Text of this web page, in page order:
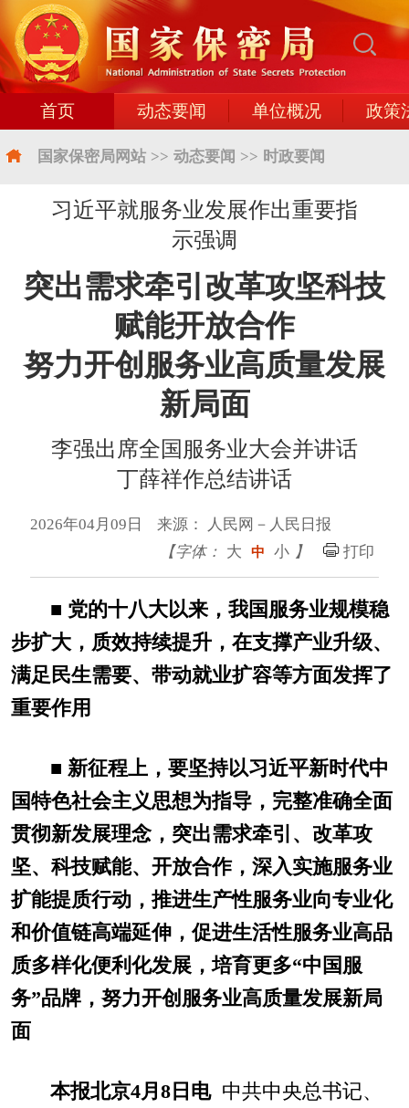
首页 动态要闻 单位概况 政策
国家保密局网站 >> 动态要闻 >> 时政要闻
习近平就服务业发展作出重要指
示强调
突出需求牵引改革攻坚科技
赋能开放合作
努力开创服务业高质量发展
新局面
李强出席全国服务业大会并讲话
丁薛祥作总结讲话
2026年04月09日 来源： 人民网－人民日报
【字体： 大 中 小 】 打印
■ 党的十八大以来，我国服务业规模稳
步扩大，质效持续提升，在支撑产业升级、
满足民生需要、带动就业扩容等方面发挥了
重要作用
■ 新征程上，要坚持以习近平新时代中
国特色社会主义思想为指导，完整准确全面
贯彻新发展理念，突出需求牵引、改革攻
坚、科技赋能、开放合作，深入实施服务业
扩能提质行动，推进生产性服务业向专业化
和价值链高端延伸，促进生活性服务业高品
质多样化便利化发展，培育更多“中国服
务”品牌，努力开创服务业高质量发展新局
面
本报北京4月8日电中共中央总书记、